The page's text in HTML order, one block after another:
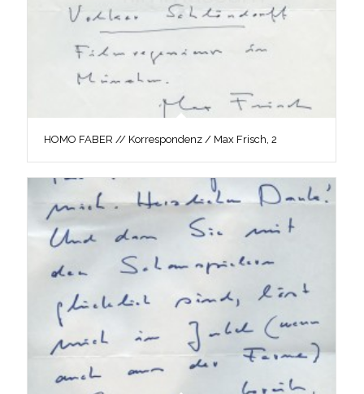
HOMO FABER // Korrespondenz / Max Frisch, 2